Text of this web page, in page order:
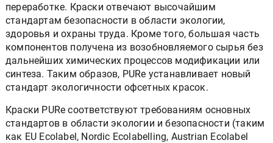
переработке. Краски отвечают высочайшим
стандартам безопасности в области экологии,
здоровья и охраны труда. Кроме того, большая часть
компонентов получена из возобновляемого сырья без
дальнейших химических процессов модификации или
синтеза. Таким образов, PURe устанавливает новый
стандарт экологичности офсетных красок.
Краски PURe соответствуют требованиям основных
стандартов в области экологии и безопасности (таким
как EU Ecolabel, Nordic Ecolabelling, Austrian Ecolabel